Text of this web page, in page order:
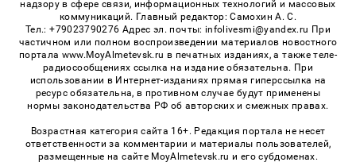
надзору в сфере связи, информационных технологий и массовых
коммуникаций. Главный редактор: Самохин А. С.
Тел.: +79023790276 Адрес эл. почты: infolivesmi@yandex.ru При
частичном или полном воспроизведении материалов новостного
портала www.MoyAlmetevsk.ru в печатных изданиях, а также теле-
радиосообщениях ссылка на издание обязательна. При
использовании в Интернет-изданиях прямая гиперссылка на
ресурс обязательна, в противном случае будут применены
нормы законодательства РФ об авторских и смежных правах.
Возрастная категория сайта 16+. Редакция портала не несет
ответственности за комментарии и материалы пользователей,
размещенные на сайте MoyAlmetevsk.ru и его субдоменах.